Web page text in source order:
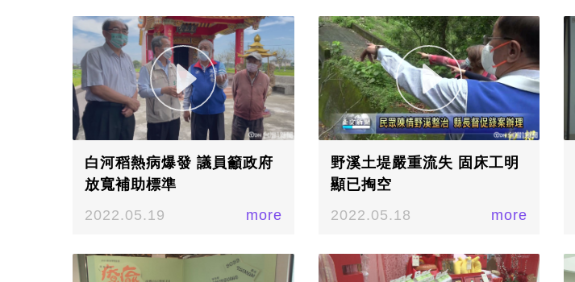
白河稻熱病爆發 議員籲政府
放寬補助標準
2022.05.19
more
野溪土堤嚴重流失 固床工明
顯已掏空
2022.05.18
more